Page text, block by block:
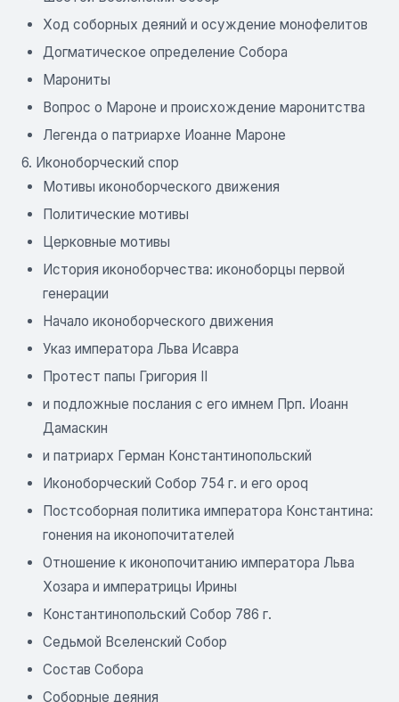
Ход соборных деяний и осуждение монофелитов
Догматическое определение Собора
Марониты
Вопрос о Мароне и происхождение маронитства
Легенда о патриархе Иоанне Мароне
6. Иконоборческий спор
Мотивы иконоборческого движения
Политические мотивы
Церковные мотивы
История иконоборчества: иконоборцы первой
генерации
Начало иконоборческого движения
Указ императора Льва Исавра
Протест папы Григория II
и подложные послания с его имнем Прп. Иоанн
Дамаскин
и патриарх Герман Константинопольский
Иконоборческий Собор 754 г. и его opoq
Постсоборная политика императора Константина:
гонения на иконопочитателей
Отношение к иконопочитанию императора Льва
Хозара и императрицы Ирины
Константинопольский Собор 786 г.
Седьмой Вселенский Собор
Состав Собора
Соборные деяния